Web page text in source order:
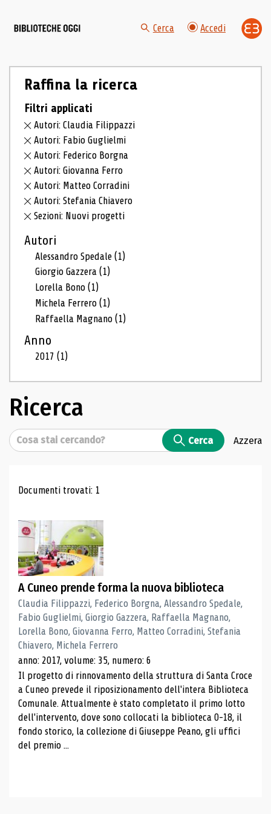
Cerca Accedi
Raffina la ricerca
Filtri applicati
Autori: Claudia Filippazzi
Autori: Fabio Guglielmi
Autori: Federico Borgna
Autori: Giovanna Ferro
Autori: Matteo Corradini
Autori: Stefania Chiavero
Sezioni: Nuovi progetti
Autori
Alessandro Spedale(1)
Giorgio Gazzera(1)
Lorella Bono(1)
Michela Ferrero(1)
Raffaella Magnano(1)
Anno
2017(1)
Ricerca
Cerca Cerca Azzera
Risultati di ricerca
Documenti trovati: 1
A Cuneo prende forma la nuova biblioteca
Claudia Filippazzi, Federico Borgna, Alessandro Spedale,
Fabio Guglielmi, Giorgio Gazzera, Raffaella Magnano,
Lorella Bono, Giovanna Ferro, Matteo Corradini, Stefania
Chiavero, Michela Ferrero
anno: 2017, volume: 35, numero: 6
Il progetto di rinnovamento della struttura di Santa Croce
a Cuneo prevede il riposizionamento dell'intera Biblioteca
Comunale. Attualmente è stato completato il primo lotto
dell'intervento, dove sono collocati la biblioteca 0-18, il
fondo storico, la collezione di Giuseppe Peano, gli uffici
del premio ...